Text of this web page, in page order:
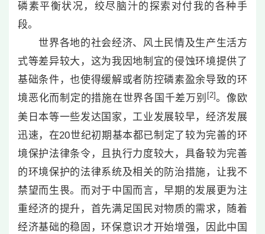
磷素平衡状况，绞尽脑汁的探索对付我的各种手
段。
世界各地的社会经济、风土民情及生产生活方
式等差异较大，这为我因地制宜的侵蚀环境提供了
基础条件，也使得缓解或者防控磷素盈余导致的环
境恶化而制定的措施在世界各国千差万别 [2]。像欧
美日本等一些发达国家，工业发展较早，经济发展
迅速，在20世纪初期基本都已制定了较为完善的环
境保护法律条令，且执行力度较大，具备较为完善
的环境保护的法律系统及相关的防治措施，让我不
禁望而生畏。而对于中国而言，早期的发展更为注
重经济的提升，首先满足国民对物质的需求，随着
经济基础的稳固，环保意识才开始增强，因此中国